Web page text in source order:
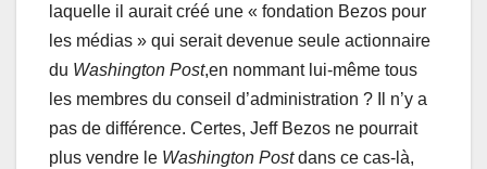
laquelle il aurait créé une « fondation Bezos pour
les médias » qui serait devenue seule actionnaire
du Washington Post,en nommant lui-même tous
les membres du conseil d’administration ? Il n’y a
pas de différence. Certes, Jeff Bezos ne pourrait
plus vendre le Washington Postdans ce cas-là,